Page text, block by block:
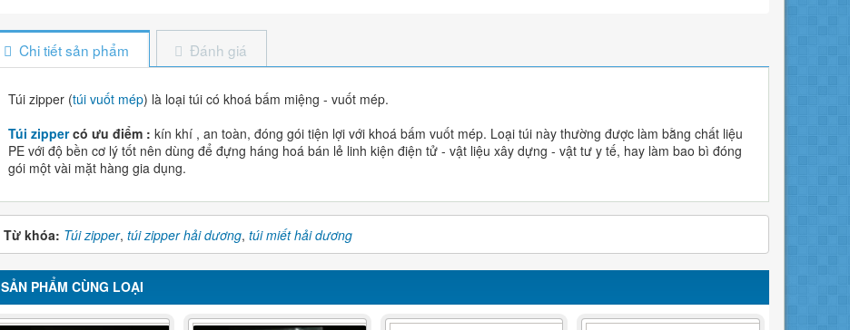
Chi tiết sản phẩm Đánh giá
Túi zipper (túi vuốt mép) là loại túi có khoá bấm miệng - vuốt mép.
Túi zippercó ưu điểm : kín khí , an toàn, đóng gói tiện lợi với khoá bấm vuốt mép. Loại túi này thường được làm bằng chất liệu
PE với độ bền cơ lý tốt nên dùng để đựng háng hoá bán lẻ linh kiện điện tử - vật liệu xây dựng - vật tư y tế, hay làm bao bì đóng
gói một vài mặt hàng gia dụng.
Từ khóa: Túi zipper, túi zipper hải dương, túi miết hải dương
SẢN PHẨM CÙNG LOẠI